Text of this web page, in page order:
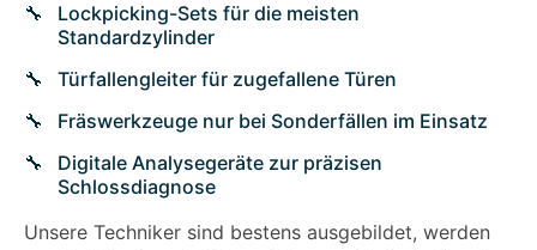
Lockpicking-Sets für die meisten
Standardzylinder
Türfallengleiter für zugefallene Türen
Fräswerkzeuge nur bei Sonderfällen im Einsatz
Digitale Analysegeräte zur präzisen
Schlossdiagnose
Unsere Techniker sind bestens ausgebildet, werden